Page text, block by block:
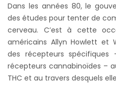
Dans les années 80, le
des études pour tenter de
cerveau. C’est à cette
américains Allyn Howlett et
des récepteurs spécifiques
récepteurs cannabinoïdes –
THC et au travers desquels